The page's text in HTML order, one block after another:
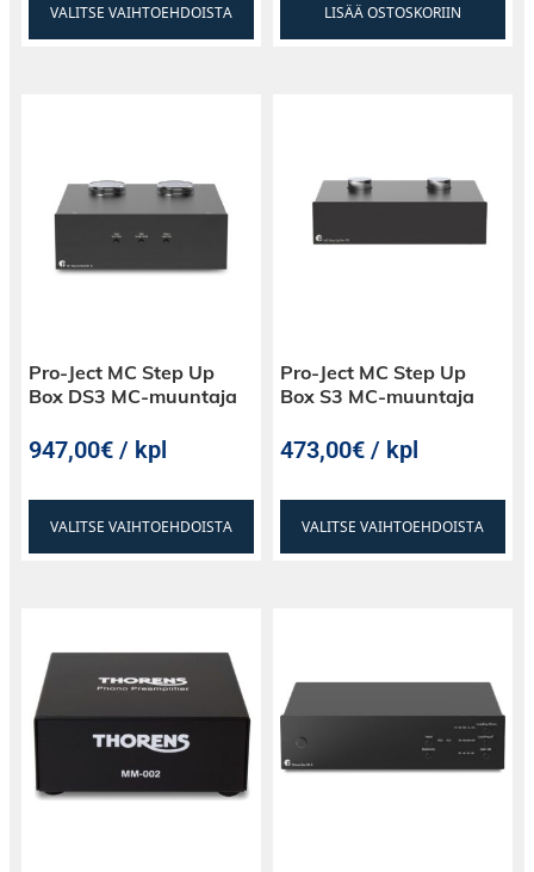
VALITSE VAIHTOEHDOISTA LISÄÄ OSTOSKORIIN
Pro-Ject MC Step Up
Box DS3 MC-muuntaja
947,00€ / kpl
VALITSE VAIHTOEHDOISTA
Pro-Ject MC Step Up
Box S3 MC-muuntaja
473,00€ / kpl
VALITSE VAIHTOEHDOISTA